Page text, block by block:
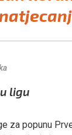
ligu
za popunu